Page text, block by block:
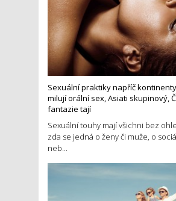
Sexuální praktiky napříč
milují orální sex, Asiati skupinový,
fantazie tají
Sexuální touhy mají všichni bez
zda se jedná o ženy či muže, o
neb...